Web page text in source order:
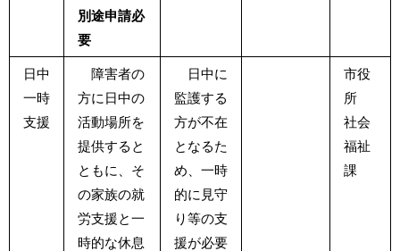
別途申請必
要
日中
一時
支援
障害者の
方に日中の
活動場所を
提供すると
ともに、そ
の家族の就
労支援と一
時的な休息
日中に
監護する
方が不在
となるた
め、一時
的に見守
り等の支
援が必要
市役
所
社会
福祉
課